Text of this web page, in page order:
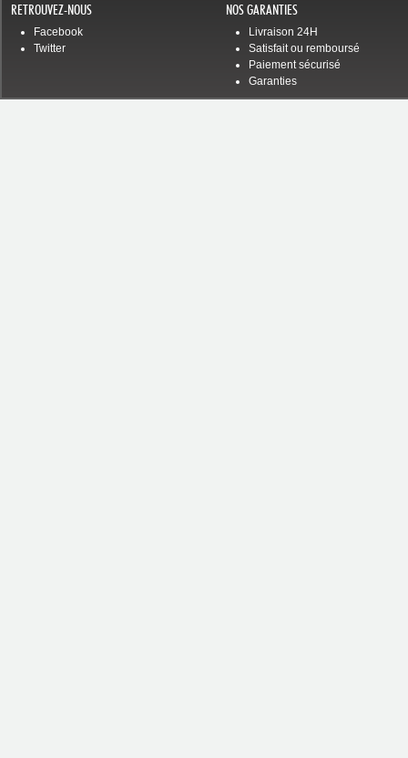
RETROUVEZ-NOUS
Facebook
Twitter
NOS GARANTIES
Livraison 24H
Satisfait ou remboursé
Paiement sécurisé
Garanties